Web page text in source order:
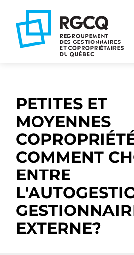
navigation
principale
contenu
PETITES ET
MOYENNES
COMMENT
ENTRE
EXTERNE?